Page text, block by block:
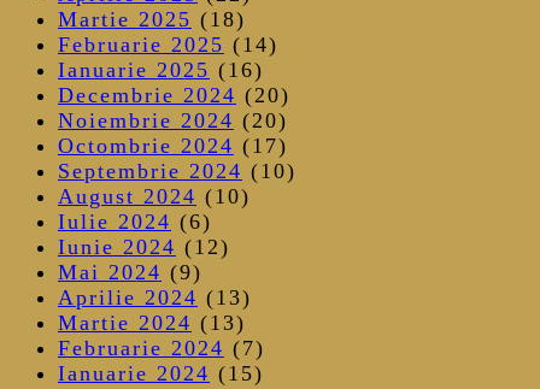
Martie 2025 (18)
Februarie 2025 (14)
Ianuarie 2025 (16)
Decembrie 2024 (20)
Noiembrie 2024 (20)
Octombrie 2024 (17)
Septembrie 2024 (10)
August 2024 (10)
Iulie 2024 (6)
Iunie 2024 (12)
Mai 2024 (9)
Aprilie 2024 (13)
Martie 2024 (13)
Februarie 2024 (7)
Ianuarie 2024 (15)